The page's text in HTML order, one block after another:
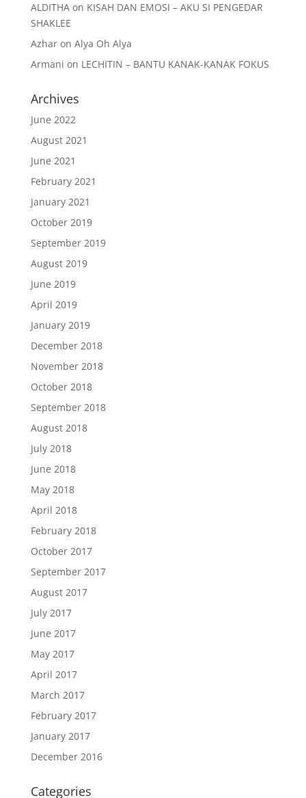
ALDITHAon KISAH DAN EMOSI – AKU SI PENGEDAR
SHAKLEE
Azharon Alya Oh Alya
Armani on LECHITIN – BANTU KANAK-KANAK FOKUS
Archives
June 2022
August 2021
June 2021
February 2021
January 2021
October 2019
September 2019
August 2019
June 2019
April 2019
January 2019
December 2018
November 2018
October 2018
September 2018
August 2018
July 2018
June 2018
May 2018
April 2018
February 2018
October 2017
September 2017
August 2017
July 2017
June 2017
May 2017
April 2017
March 2017
February 2017
January 2017
December 2016
Categories